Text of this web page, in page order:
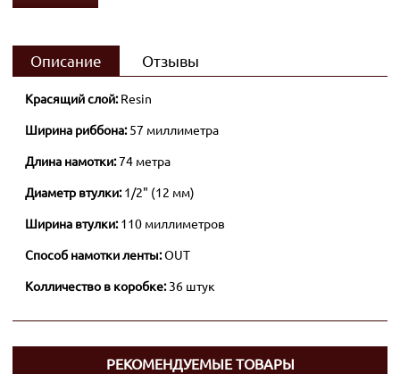
Описание Отзывы
Красящий слой:Resin
Ширина риббона:57 миллиметра
Длина намотки:74 метра
Диаметр втулки:1/2" (12 мм)
Ширина втулки:110 миллиметров
Способ намотки ленты:OUT
Колличество в коробке:36 штук
РЕКОМЕНДУЕМЫЕ ТОВАРЫ